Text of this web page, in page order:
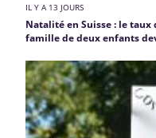
IL Y A 13 JOURS
Natalité en Suisse : le
famille de deux enfants